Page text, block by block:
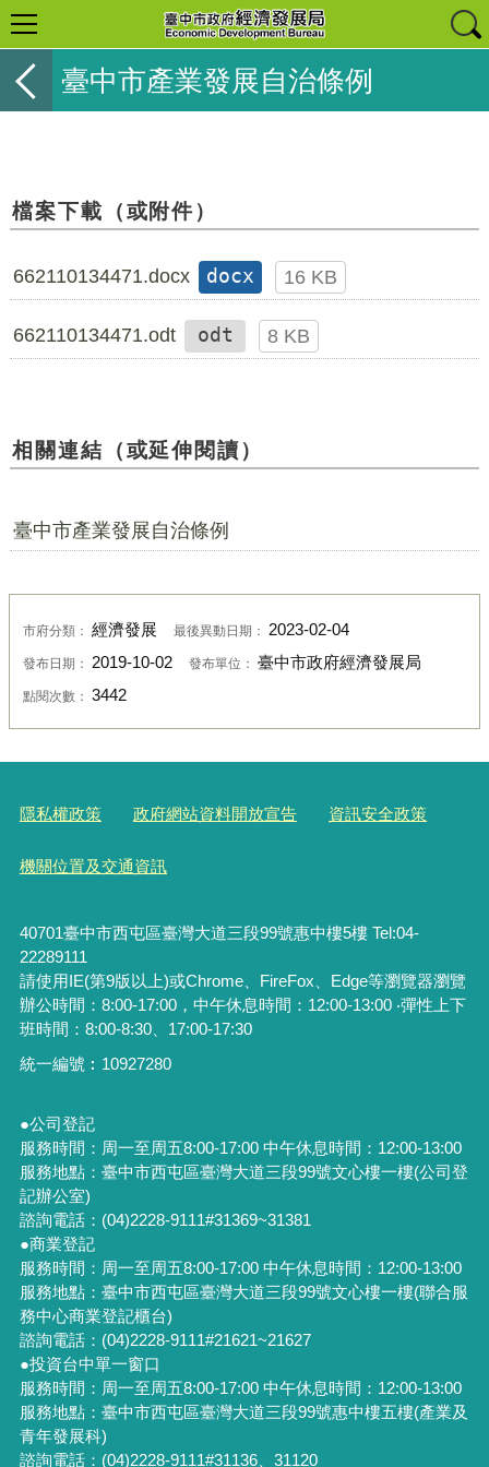
臺中市產業發展自治條例
檔案下載（或附件）
662110134471.docx docx 16 KB
662110134471.odt odt 8 KB
相關連結（或延伸閱讀）
臺中市產業發展自治條例
市府分類： 經濟發展 最後異動日期： 2023-02-04
發布日期： 2019-10-02 發布單位： 臺中市政府經濟發展局
點閱次數： 3442
隱私權政策 政府網站資料開放宣告 資訊安全政策
機關位置及交通資訊
40701臺中市西屯區臺灣大道三段99號惠中樓5樓 Tel:04-
22289111
請使用IE(第9版以上)或Chrome、FireFox、Edge等瀏覽器瀏覽
辦公時間：8:00-17:00，中午休息時間：12:00-13:00 ‧彈性上下
班時間：8:00-8:30、17:00-17:30
統一編號︰ 10927280
●公司登記
服務時間：周一至周五8:00-17:00 中午休息時間：12:00-13:00
服務地點：臺中市西屯區臺灣大道三段99號文心樓一樓(公司登
記辦公室)
諮詢電話：(04)2228-9111#31369~31381
●商業登記
服務時間：周一至周五8:00-17:00 中午休息時間：12:00-13:00
服務地點：臺中市西屯區臺灣大道三段99號文心樓一樓(聯合服
務中心商業登記櫃台)
諮詢電話：(04)2228-9111#21621~21627
●投資台中單一窗口
服務時間：周一至周五8:00-17:00 中午休息時間：12:00-13:00
服務地點：臺中市西屯區臺灣大道三段99號惠中樓五樓(產業及
青年發展科)
諮詢電話：(04)2228-9111#31136、31120